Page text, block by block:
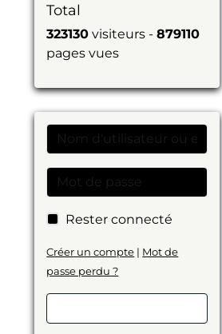
Total
323130 visiteurs -879110
pages vues
Rester connecté
Créer un compte | Mot de
passe perdu ?